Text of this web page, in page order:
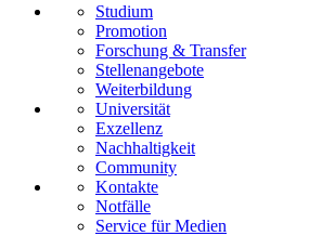
Studium
Promotion
Forschung & Transfer
Stellenangebote
Weiterbildung
Universität
Exzellenz
Nachhaltigkeit
Community
Kontakte
Notfälle
Service für Medien